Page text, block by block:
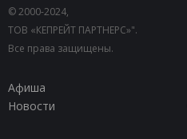
© 2000-2024,
ТОВ «КЕПРЕЙТ ПАРТНЕРС»".
Все права защищены.
Афиша
Новости